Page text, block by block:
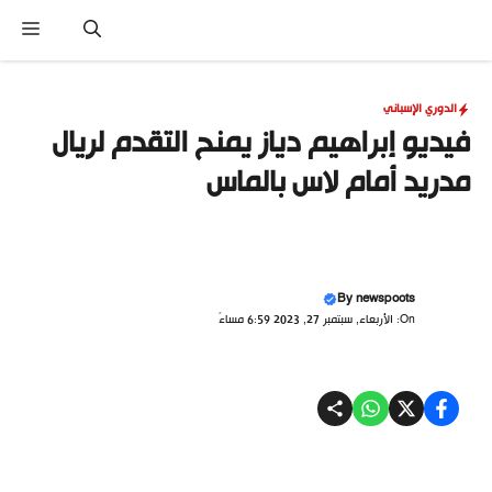
المحتوى
الدوري الإسباني
فيديو إبراهيم دياز يمنح التقدم لريال
مدريد أمام لاس بالماس
Bynewspoots
On: الأربعاء, سبتمبر 27, 2023 6:59 مساءً